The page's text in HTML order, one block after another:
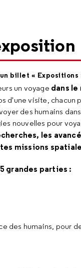
billet « Expositions
un voyage dans
d'une visite, chacun
des humains
nouvelles pour
les
missions
grandes parties :
des humains, pour